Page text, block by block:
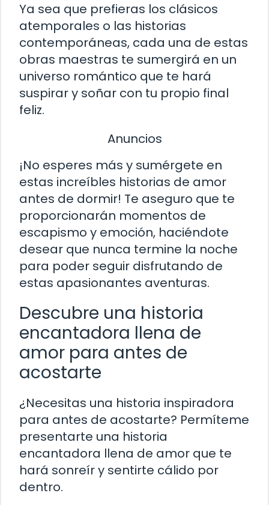
Ya sea que prefieras los clásicos
atemporales o las historias
contemporáneas, cada una de estas
obras maestras te sumergirá en un
universo romántico que te hará
suspirar y soñar con tu propio final
feliz.
Anuncios
¡No esperes más y sumérgete en
estas increíbles historias de amor
antes de dormir! Te aseguro que te
proporcionarán momentos de
escapismo y emoción, haciéndote
desear que nunca termine la noche
para poder seguir disfrutando de
estas apasionantes aventuras.
Descubre una historia
encantadora llena de
amor para antes de
acostarte
¿Necesitas una historia inspiradora
para antes de acostarte? Permíteme
presentarte una historia
encantadora llena de amor que te
hará sonreír y sentirte cálido por
dentro.